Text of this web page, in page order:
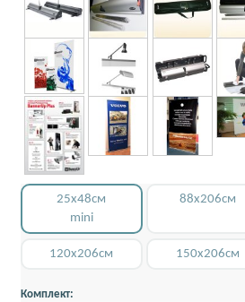
25x48см
mini
88x206см
120x206см 150x206см
Комплект: